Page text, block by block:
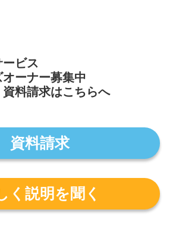
ビス
ーナー募集中
料請求はこちらへ
資料請求
く説明を聞く